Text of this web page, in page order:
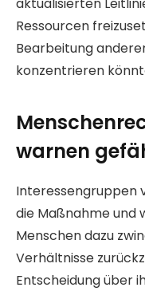
aktualisierten
Ressourcen
Bearbeitung
konzentrieren
warnen
Interessengruppen
die Maßnahme und
Menschen dazu
Verhältnisse
Entscheidung über